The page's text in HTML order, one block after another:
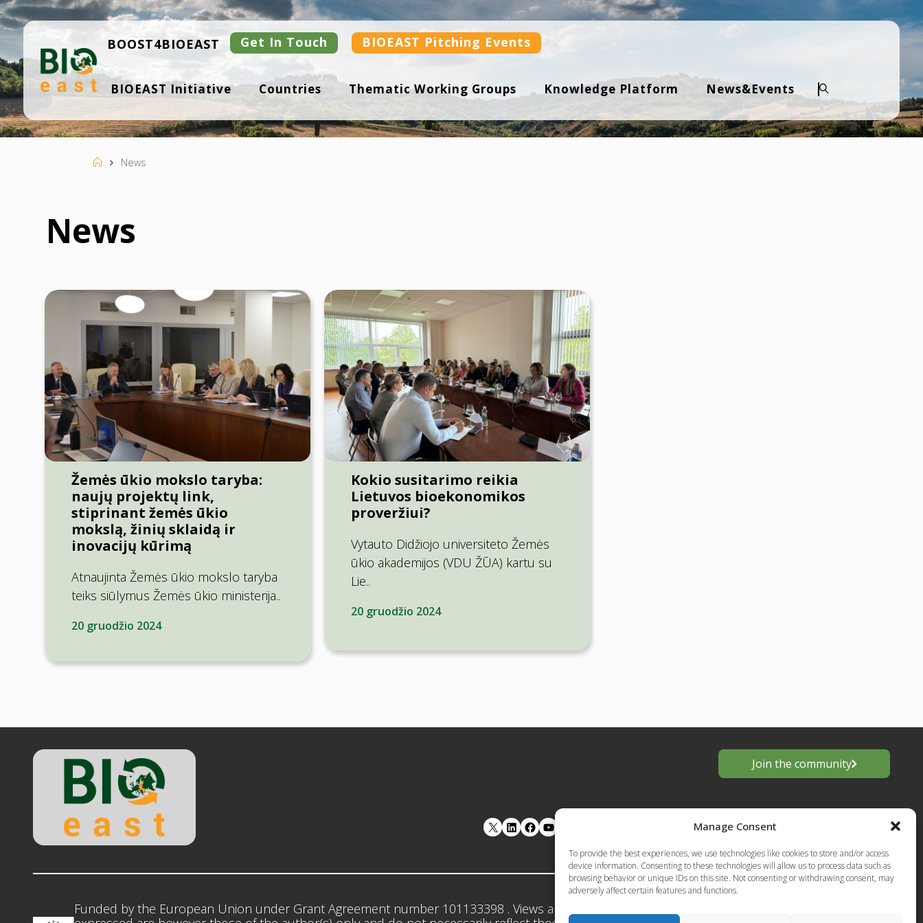
Manage Consent
To provide the best experiences, we use technologies like cookies to store and/or access
device information. Consenting to these technologies will allow us to process data such as
browsing behavior or unique IDs on this site. Not consenting or withdrawing consent, may
adversely affect certain features and functions.
Skip
to
content
B
IO
ST
BOOST4BIOEAST Get In Touch BIOEAST Pitching Events
BIOEAST Initiative Countries Thematic Working Groups Knowledge Platform News&Events
Search
HomeNews
News
Žemės ūkio mokslo taryba:
naujų projektų link,
stiprinant žemės ūkio
mokslą, žinių sklaidą ir
inovacijų kūrimą
Atnaujinta Žemės ūkio mokslo taryba
teiks siūlymus Žemės ūkio ministerija..
20 gruodžio 2024
Kokio susitarimo reikia
Lietuvos bioekonomikos
proveržiui?
Vytauto Didžiojo universiteto Žemės
ūkio akademijos (VDU ŽŪA) kartu su
Lie..
20 gruodžio 2024
Join the community
LinkedIn Facebook YouTube
Funded by the European Union under Grant Agreement number 101133398 . Views and opinions